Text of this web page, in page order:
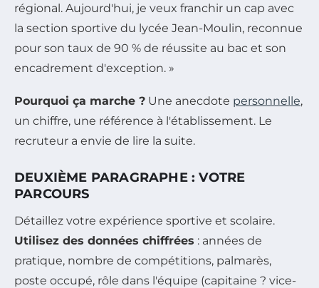
régional. Aujourd'hui, je veux franchir un cap avec
la section sportive du lycée Jean-Moulin, reconnue
pour son taux de 90 % de réussite au bac et son
encadrement d'exception. »
Pourquoi ça marche ? Une anecdote personnelle,
un chiffre, une référence à l'établissement. Le
recruteur a envie de lire la suite.
DEUXIÈME PARAGRAPHE : VOTRE
PARCOURS
Détaillez votre expérience sportive et scolaire.
Utilisez des données chiffrées : années de
pratique, nombre de compétitions, palmarès,
poste occupé, rôle dans l'équipe (capitaine ? vice-